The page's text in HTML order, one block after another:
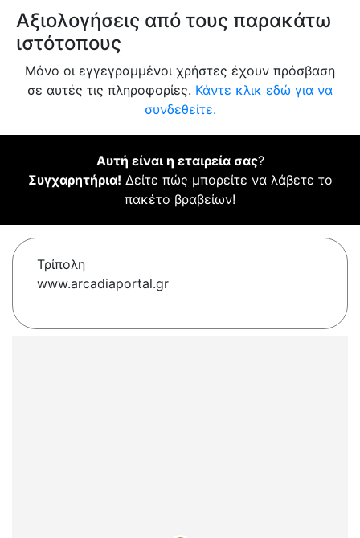
Αξιολογήσεις από τους παρακάτω
ιστότοπους
Μόνο οι εγγεγραμμένοι χρήστες έχουν πρόσβαση
σε αυτές τις πληροφορίες. Κάντε κλικ εδώ για να
συνδεθείτε.
Αυτή είναι η εταιρεία σας?
Συγχαρητήρια! Δείτε πώς μπορείτε να λάβετε το
πακέτο βραβείων!
Τρίπολη
www.arcadiaportal.gr